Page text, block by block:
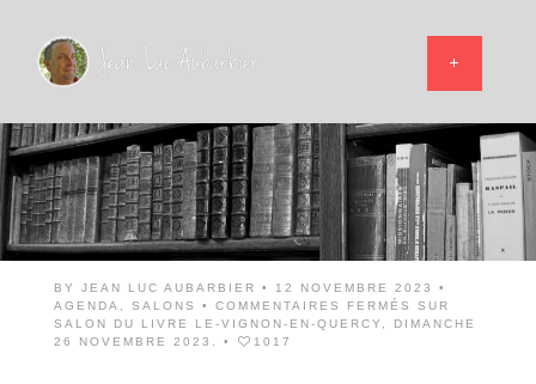
BY JEAN LUC AUBARBIER
• 12 NOVEMBRE 2023 •
AGENDA
SALONS • COMMENTAIRES FERMÉS
SUR
SALON DU LIVRE LE-VIGNON-EN-QUERCY, DIMANCHE
26 NOVEMBRE 2023.
• 1017